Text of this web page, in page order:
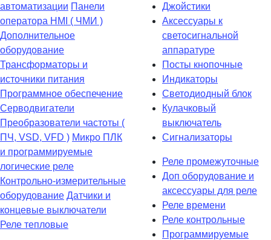
автоматизации Панели
оператора HMI ( ЧМИ )
Дополнительное
оборудование
Транcформаторы и
источники питания
Программное обеспечение
Серводвигатели
Преобразователи частоты (
ПЧ, VSD, VFD ) Микро ПЛК
и программируемые
логические реле
Контрольно-измерительные
оборудование Датчики и
концевые выключатели
Реле тепловые
Джойстики
Аксессуары к
светосигнальной
аппаратуре
Посты кнопочные
Индикаторы
Светодиодный блок
Кулачковый
выключатель
Сигнализаторы
Реле промежуточные
Доп оборудование и
аксессуары для реле
Реле времени
Реле контрольные
Программируемые